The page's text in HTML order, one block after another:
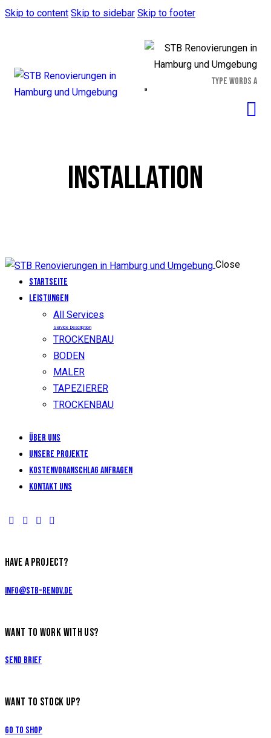
Skip to content Skip to sidebar Skip to footer
INSTALLATION
Close
Startseite
LEISTUNGEN
All Services
Service Description
TROCKENBAU
BODEN
MALER
TAPEZIERER
TROCKENBAU
Über uns
Unsere Projekte
KOSTENVORANSCHLAG ANFRAGEN
Kontakt uns
HAVE A PROJECT?
info@stb-renov.de
WANT TO WORK WITH US?
Send Brief
WANT TO STOCK UP?
Go to Shop